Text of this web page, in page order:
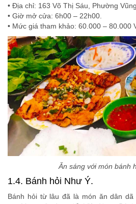
• Địa chỉ: 163 Võ Thị Sáu, Phường
• Giờ mở cửa: 6h00 – 22h00.
• Mức giá tham khảo: 60.000 – 80.000
Ăn sáng với món bánh
1.4. Bánh hỏi Như Ý.
Bánh hỏi từ lâu đã là món ăn dân